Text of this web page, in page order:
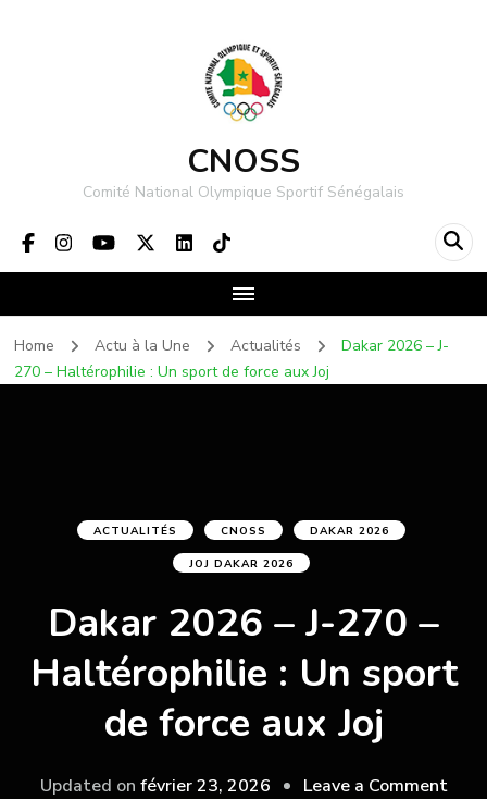
CNOSS
Comité National Olympique Sportif Sénégalais
Home Actu à la Une Actualités
Dakar 2026 – J-
270 – Haltérophilie : Un sport de force aux Joj
ACTUALITÉS CNOSS DAKAR 2026
JOJ DAKAR 2026
Dakar 2026 – J-270 –
Haltérophilie : Un sport
de force aux Joj
Updated on février 23, 2026 Leave a Commenton